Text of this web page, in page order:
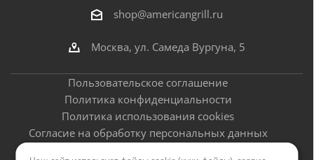
shop@americangrill.ru
Москва, ул. Самеда Вургуна, 5
Пользовательское соглашение
Политика конфиденциальности
Политика использования cookies
Согласие на обработку персональных данных